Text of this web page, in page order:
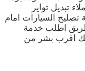
تبديل تواير
تصليح السيارات امام
اطلب خدمة
اقرب بشر من